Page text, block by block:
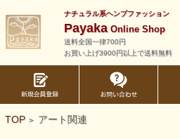
ナチュラル系ヘンプファッション
PayakaOnline Shop
送料全国一律700円
お買い上げ3900円以上で送料無料
TOP > アート関連